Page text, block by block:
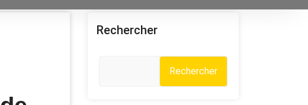
Rechercher
Rechercher